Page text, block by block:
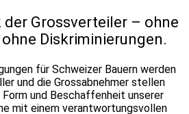
der Grossverteiler – ohne
Diskriminierungen.
für Schweizer Bauern werden
und die Grossabnehmer stellen
Form und Beschaffenheit unserer
mit einem verantwortungsvollen